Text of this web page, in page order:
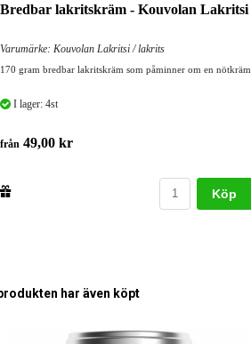
Bredbar lakritskräm - Kouvolan Lakritsi
Varumärke: Kouvolan Lakritsi / lakrits
170 gram bredbar lakritskräm som påminner om en nötkräm
I lager: 4st
från 49,00 kr
Köp
har även köpt